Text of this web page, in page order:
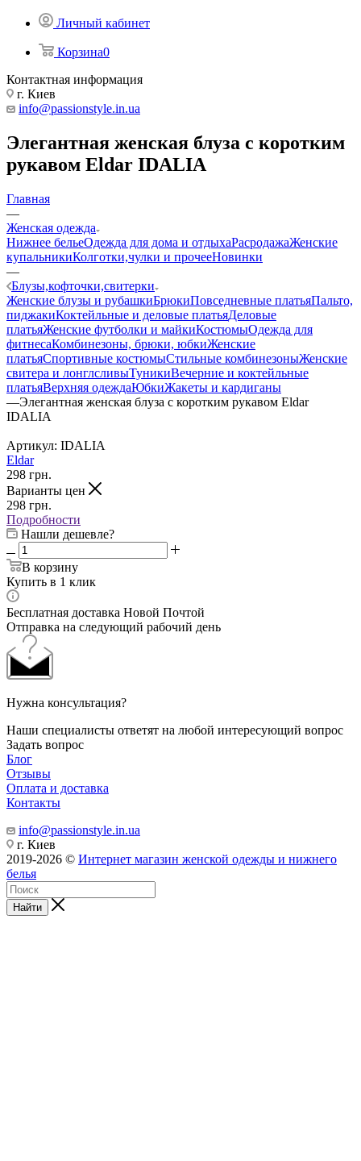
Личный кабинет
Корзина0
Контактная информация
г. Киев
info@passionstyle.in.ua
Элегантная женская блуза с коротким
рукавом Eldar IDALIA
Главная
—
Женская одежда
Нижнее бельеОдежда для дома и отдыхаРасродажаЖенские
купальникиКолготки,чулки и прочееНовинки
—
Блузы,кофточки,свитерки
Женские блузы и рубашкиБрюкиПовседневные платьяПальто,
пиджакиКоктейльные и деловые платьяДеловые
платьяЖенские футболки и майкиКостюмыОдежда для
фитнесаКомбинезоны, брюки, юбкиЖенские
платьяСпортивные костюмыСтильные комбинезоныЖенские
свитера и лонглсливыТуникиВечерние и коктейльные
платьяВерхняя одеждаЮбкиЖакеты и кардиганы
—Элегантная женская блуза с коротким рукавом Eldar
IDALIA
Артикул: IDALIA
Eldar
298 грн.
Варианты цен
298 грн.
Подробности
Нашли дешевле?
В корзину
Купить в 1 клик
Бесплатная доставка Новой Почтой
Отправка на следующий рабочий день
Нужна консультация?
Наши специалисты ответят на любой интересующий вопрос
Задать вопрос
Блог
Отзывы
Оплата и доставка
Контакты
info@passionstyle.in.ua
г. Киев
2019-2026 © Интернет магазин женской одежды и нижнего
белья
Найти